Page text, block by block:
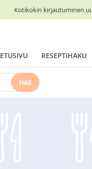
Kotikokin kirjautuminen
ETUSIVU RESEPTIHAKU
HAE